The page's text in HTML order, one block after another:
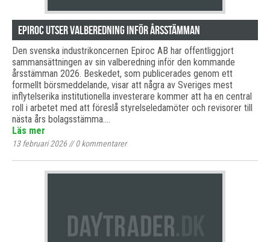
Epiroc utser valberedning inför årsstämman
Den svenska industrikoncernen Epiroc AB har offentliggjort
sammansättningen av sin valberedning inför den kommande
årsstämman 2026. Beskedet, som publicerades genom ett
formellt börsmeddelande, visar att några av Sveriges mest
inflytelserika institutionella investerare kommer att ha en central
roll i arbetet med att föreslå styrelseledamöter och revisorer till
nästa års bolagsstämma.…
Läs mer
13 februari 2026//0kommentarer